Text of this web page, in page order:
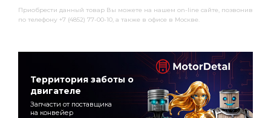
Приобрести данный товар Вы можете на нашем on-line сайте, позвонив
по телефону +7 (4852) 77-00-10, а также в офисе в Москве.
Территория заботы о
двигателе
Запчасти от поставщика
на конвейер